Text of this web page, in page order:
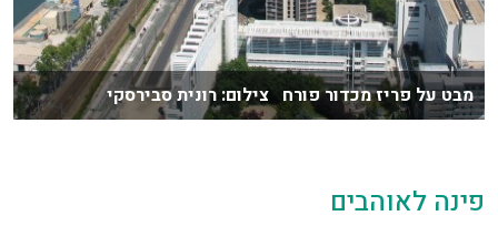
מבט על פריז מכדור פורח צילום: רונית סבירסקי
פינה לאוהבים